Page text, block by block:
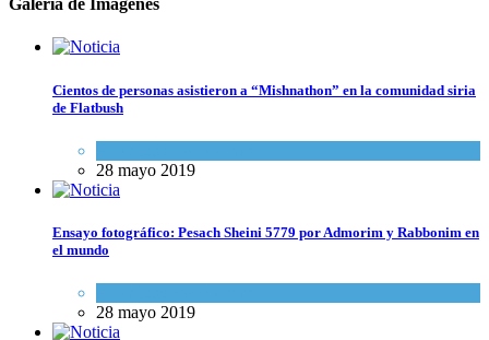
Galería de Imagenes
Cientos de personas asistieron a “Mishnathon” en la comunidad siria
de Flatbush
28 mayo 2019
Ensayo fotográfico: Pesach Sheini 5779 por Admorim y Rabbonim en
el mundo
28 mayo 2019